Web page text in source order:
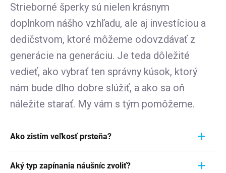
Strieborné šperky sú nielen krásnym
doplnkom nášho vzhľadu, ale aj investíciou a
dedičstvom, ktoré môžeme odovzdávať z
generácie na generáciu. Je teda dôležité
vedieť, ako vybrať ten správny kúsok, ktorý
nám bude dlho dobre slúžiť, a ako sa oň
náležite starať. My vám s tým pomôžeme.
Ako zistím veľkosť prsteňa?
Aby ste zistili jeho veľkosť, vezmite pravítko a
Aký typ zapínania náušníc zvoliť?